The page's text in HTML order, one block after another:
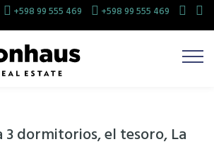
+598 99 555 469 +598 99 555 469
3 dormitorios, el tesoro, La